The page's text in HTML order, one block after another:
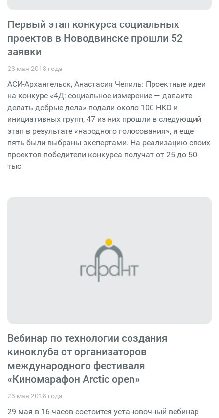
Первый этап конкурса социальных
проектов в Новодвинске прошли 52
заявки
23 мая 2018 года
АСИ-Архангельск, Анастасия Чепиль: Проектные идеи
на конкурс «4Д: социальное измерение — давайте
делать добрые дела» подали около 100 НКО и
инициативных групп, 47 из них прошли в следующий
этап в результате «народного голосования», и еще
пять были выбраны экспертами. На реализацию своих
проектов победители конкурса получат от 25 до 50
тыс.
Вебинар по технологии создания
киноклуба от организаторов
международного фестиваля
«Киномарафон Arctic open»
23 мая 2018 года
29 мая в 16 часов состоится установочный вебинар